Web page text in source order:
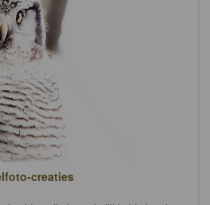
creaties